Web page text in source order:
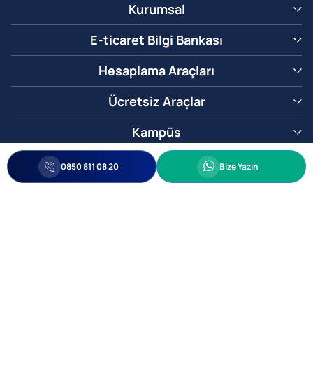
Kurumsal
E-ticaret Bilgi Bankası
Hesaplama Araçları
Ücretsiz Araçlar
Kampüs
0850 811 08 20 Whatsapp
Bize Yazın
0850 811 08 20